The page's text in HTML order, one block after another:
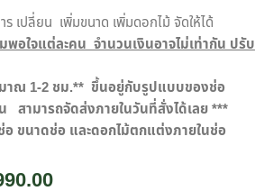
เปลี่ยน เพิ่มขนาด เพิ่มดอกไม้ จัดให้ได้
พอใจแต่ละคน จำนวนเงินอาจไม่เท่ากัน ปรับ
าณ 1-2 ชม.** ขึ้นอยู่กับรูปแบบของช่อ
สามารถจัดส่งภายในวันที่สั่งได้เลย ***
อ ขนาดช่อ และดอกไม้ตกแต่งภายในช่อ